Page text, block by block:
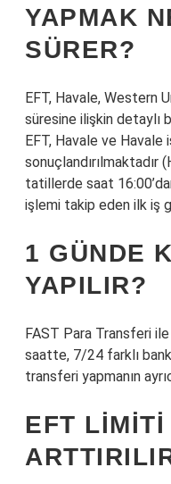
YAPMAK
SÜRER?
EFT, Havale, Western
süresine ilişkin detaylı
EFT, Havale ve
tatillerde saat
işlemi takip eden ilk iş
1 GÜNDE
YAPILIR?
FAST Para Transferi
saatte, 7/24 farklı
transferi yapmanın
EFT